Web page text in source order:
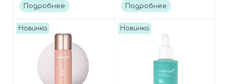
Подробнее
Pink Glutathione Serum
Подробнее
Новинка Новинка